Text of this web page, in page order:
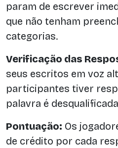
param de escrever
que não tenham
categorias.
Verificação das
seus escritos em voz
participantes tiver
palavra é
Pontuação: Os
de crédito por cada